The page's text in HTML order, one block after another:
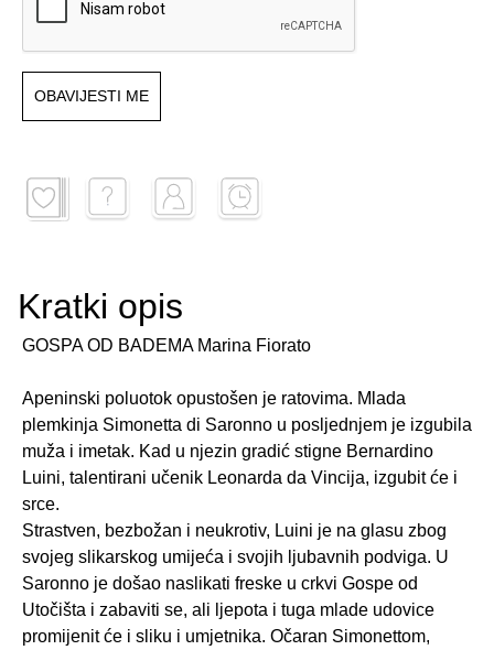
OBAVIJESTI ME
Kratki opis
GOSPA OD BADEMA Marina Fiorato
Apeninski poluotok opustošen je ratovima. Mlada
plemkinja Simonetta di Saronno u posljednjem je izgubila
muža i imetak. Kad u njezin gradić stigne Bernardino
Luini, talentirani učenik Leonarda da Vincija, izgubit će i
srce.
Strastven, bezbožan i neukrotiv, Luini je na glasu zbog
svojeg slikarskog umijeća i svojih ljubavnih podviga. U
Saronno je došao naslikati freske u crkvi Gospe od
Utočišta i zabaviti se, ali ljepota i tuga mlade udovice
promijenit će i sliku i umjetnika. Očaran Simonettom,